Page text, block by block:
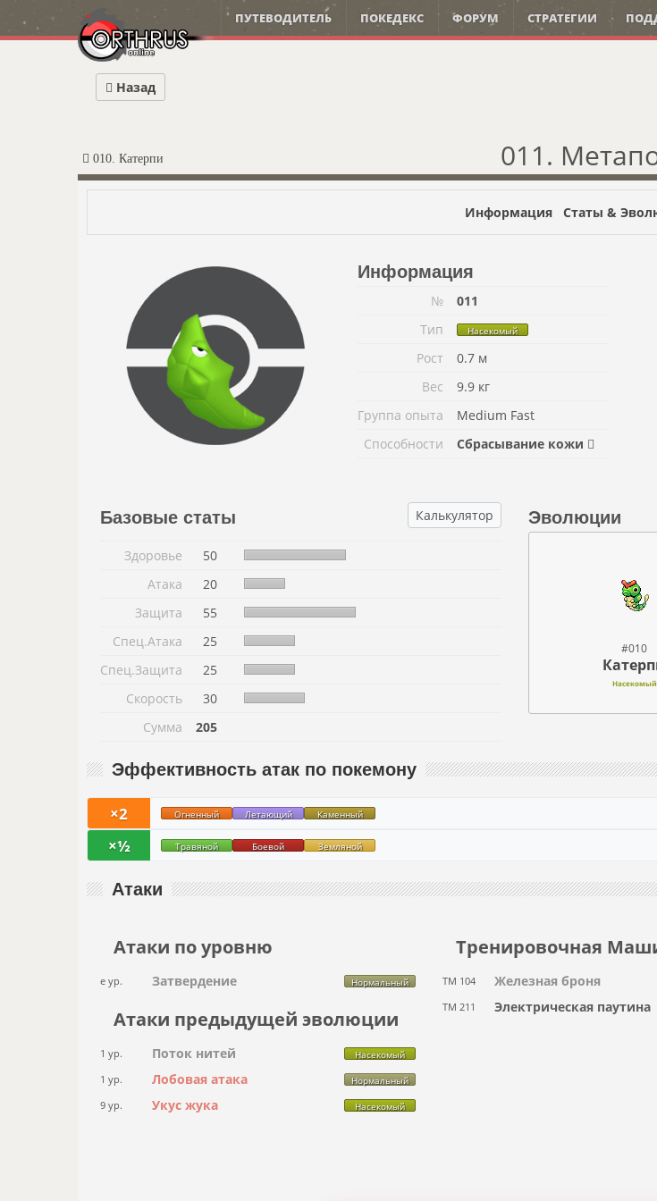
ПУТЕВОДИТЕЛЬ ПОКЕДЕКС ФОРУМ СТРАТЕГИИ
011.
010. Катерпи
Назад
Информация Статы &
Информация
№
011
Тип
Насекомый
Рост
0.7 м
Вес
9.9 кг
Группа опыта
Medium Fast
Способности
Сбрасывание кожи
Базовые статы Калькулятор
Здоровье
50
Атака
20
Защита
55
Спец.Атака
25
Спец.Защита
25
Скорость
30
Сумма
205
Эволюции
#010
Насекомый
Эффективность атак по покемону
×2 Огненный Летающий Каменный
×½ Травяной Боевой Земляной
Атаки
Атаки по уровню
e ур. Затвердение Нормальный
Атаки предыдущей эволюции
1 ур. Поток нитей Насекомый
1 ур. Лобовая атака Нормальный
9 ур. Укус жука Насекомый
Тренировочная
ТМ 104 Железная броня
ТМ 211 Электрическая паутина